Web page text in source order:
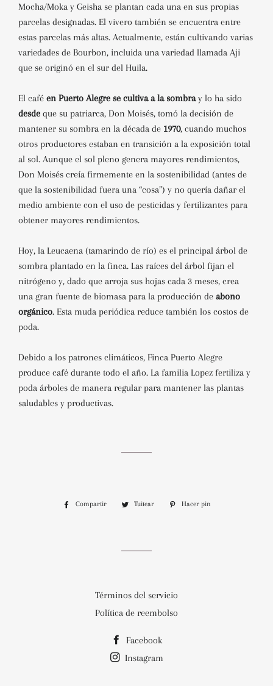
Mocha/Moka y Geisha se plantan cada una en sus propias
parcelas designadas. El vivero también se encuentra entre
estas parcelas más altas. Actualmente, están cultivando varias
variedades de Bourbon, incluida una variedad llamada Aji
que se originó en el sur del Huila.
El café en Puerto Alegre se cultiva a la sombray lo ha sido
desde que su patriarca, Don Moisés, tomó la decisión de
mantener su sombra en la década de 1970, cuando muchos
otros productores estaban en transición a la exposición total
al sol. Aunque el sol pleno genera mayores rendimientos,
Don Moisés creía firmemente en la sostenibilidad (antes de
que la sostenibilidad fuera una “cosa”) y no quería dañar el
medio ambiente con el uso de pesticidas y fertilizantes para
obtener mayores rendimientos.
Hoy, la Leucaena (tamarindo de río) es el principal árbol de
sombra plantado en la finca. Las raíces del árbol fijan el
nitrógeno y, dado que arroja sus hojas cada 3 meses, crea
una gran fuente de biomasa para la producción de abono
orgánico. Esta muda periódica reduce también los costos de
poda.
Debido a los patrones climáticos, Finca Puerto Alegre
produce café durante todo el año. La familia Lopez fertiliza y
poda árboles de manera regular para mantener las plantas
saludables y productivas.
Compartir
CompartirTuitear
Tuitear
Hacer pin
Términos del servicio
Política de reembolso
Facebook
Instagram